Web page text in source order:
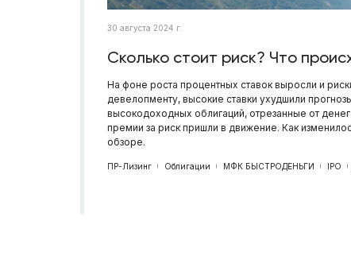
30 августа 2024 г.
Сколько стоит риск? Что
На фоне роста процентных ставок выросли и
девелопменту, высокие ставки ухудшили
высокодоходных облигаций, отрезанные от
премии за риск пришли в движение. Как
обзоре.
ПР-Лизинг Облигации МФК БЫСТРОДЕНЬГИ IPO